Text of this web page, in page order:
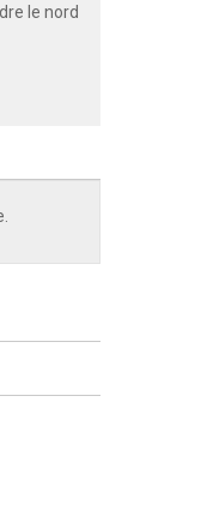
le nord